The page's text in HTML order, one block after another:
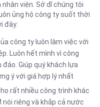
viên. Sở dĩ chúng tôi
ủng hộ công ty suốt thời
đây:
công ty luôn làm việc với
Luôn hết mình vì công
Giúp quý khách lựa
ý với giá hợp lý nhất
rất nhiều công trình khác
nói riêng và khắp cả nước